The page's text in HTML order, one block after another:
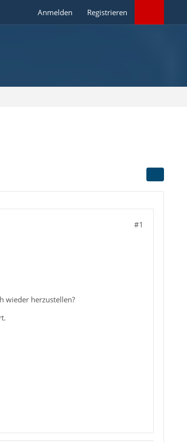
Anmelden Registrieren
#1
wieder herzustellen?